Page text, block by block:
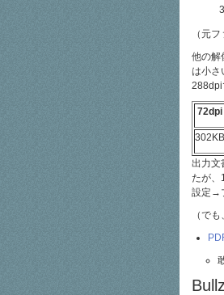
（元
他の解
は小さ
288dpi
72dpi
302KB
出力文
たが、
設定→
（で